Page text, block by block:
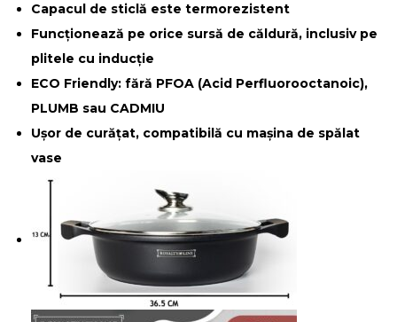
Capacul de sticlă este termorezistent
Funcționează pe orice sursă de căldură, inclusiv pe
plitele cu inducție
ECO Friendly: fără PFOA (Acid Perfluorooctanoic),
PLUMB sau CADMIU
Ușor de curățat, compatibilă cu mașina de spălat
vase